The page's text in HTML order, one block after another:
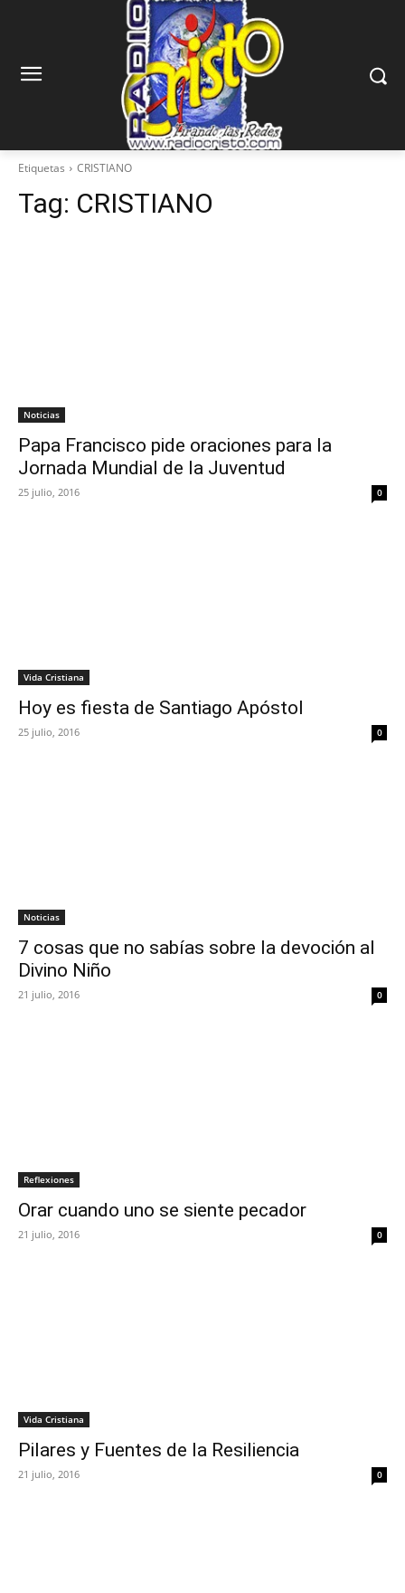
Etiquetas CRISTIANO
Tag: CRISTIANO
Noticias
Papa Francisco pide oraciones para la
Jornada Mundial de la Juventud
25 julio, 2016 0
Vida Cristiana
Hoy es fiesta de Santiago Apóstol
25 julio, 2016 0
Noticias
7 cosas que no sabías sobre la devoción al
Divino Niño
21 julio, 2016 0
Reflexiones
Orar cuando uno se siente pecador
21 julio, 2016 0
Vida Cristiana
Pilares y Fuentes de la Resiliencia
21 julio, 2016 0